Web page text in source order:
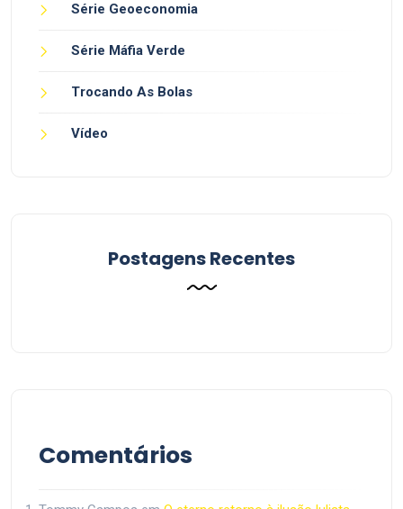
Série Geoeconomia
Série Máfia Verde
Trocando As Bolas
Vídeo
Postagens Recentes
Comentários